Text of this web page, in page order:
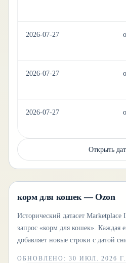
2026-07-27
2026-07-27
2026-07-27
Открыть
корм для кошек — Ozon
Исторический датасет Marketplace
запрос «корм для кошек». Каждая
добавляет новые строки с датой
ОБНОВЛЕНО :30 ИЮЛ. 2026